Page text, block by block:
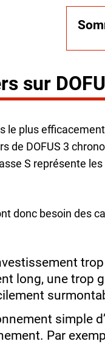
sur
le plus
de DOFUS 3
S représente
donc besoin des
long, une trop
simple
Par